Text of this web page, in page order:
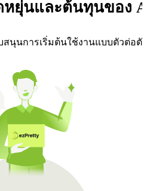
ยุ่นและต้นทุนของ
สนุนการเริ่มต้นใช้งานแบบตัวต่อตัว